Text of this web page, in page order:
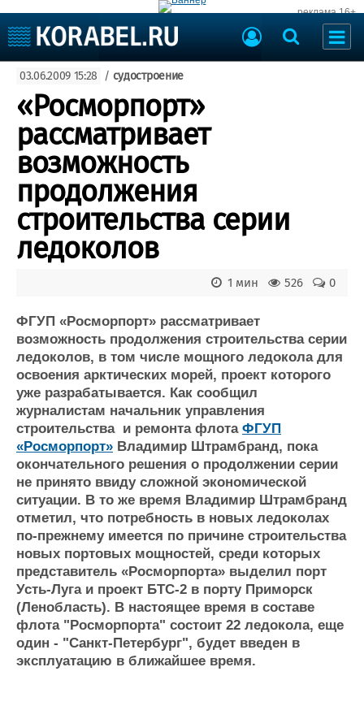
реклама 16+
Судоходство
Судоремонт
События
Порты
Рыболовство
ВМФ
Яхты и катера
Еще
Судостроение
Пульс
Репутация
Работа
Крюинг
Журнал
Реклама
Торговая площадка
Доска объявлений
Продажа флота
Изделия
Материалы
Услуги
Конференции
Выставки и семинары
Личности
Словарь
Флот
Галерея флота
Форум
Отзывы
Все службы
03.06.2009 15:28 / судостроение
«Росморпорт»
рассматривает
возможность
продолжения
строительства серии
ледоколов
0
526
1 мин
ФГУП «Росморпорт» рассматривает
возможность продолжения строительства серии
ледоколов, в том числе мощного ледокола для
освоения арктических морей, проект которого
уже разрабатывается. Как сообщил
журналистам начальник управления
строительства и ремонта флота ФГУП
«Росморпорт» Владимир Штрамбранд, пока
окончательного решения о продолжении серии
не принято ввиду сложной экономической
ситуации. В то же время Владимир Штрамбранд
отметил, что потребность в новых ледоколах
по-прежнему имеется по причине строительства
новых портовых мощностей, среди которых
представитель «Росморпорта» выделил порт
Усть-Луга и проект БТС-2 в порту Приморск
(Ленобласть). В настоящее время в составе
флота "Росморпорта" состоит 22 ледокола, еще
один - "Санкт-Петербург", будет введен в
эксплуатацию в ближайшее время.